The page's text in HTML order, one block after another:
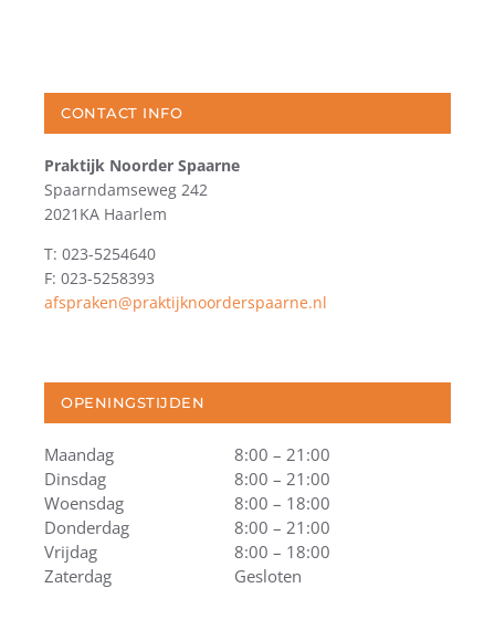
CONTACT INFO
Praktijk Noorder Spaarne
Spaarndamseweg 242
2021KA Haarlem
T: 023-5254640
F: 023-5258393
afspraken@praktijknoorderspaarne.nl
OPENINGSTIJDEN
Maandag
8:00 – 21:00
Dinsdag
8:00 – 21:00
Woensdag
8:00 – 18:00
Donderdag
8:00 – 21:00
Vrijdag
8:00 – 18:00
Zaterdag
Gesloten